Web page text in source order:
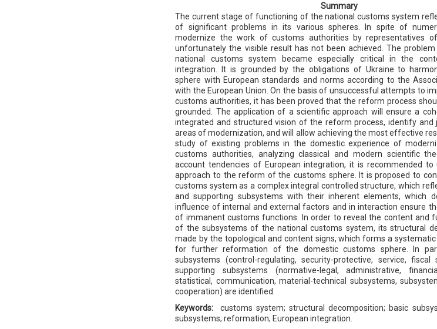
Summary
The current stage of functioning of the national customs system
of significant problems in its various spheres. In spite of
modernize the work of customs authorities by representatives
unfortunately the visible result has not been achieved. The
national customs system became especially critical in the
integration. It is grounded by the obligations of Ukraine to
sphere with European standards and norms according to the
with the European Union. On the basis of unsuccessful attempts to
customs authorities, it has been proved that the reform process
grounded. The application of a scientific approach will ensure a
integrated and structured vision of the reform process, identify
areas of modernization, and will allow achieving the most effective
study of existing problems in the domestic experience of
customs authorities, analyzing classical and modern scientific
account tendencies of European integration, it is recommended
approach to the reform of the customs sphere. It is proposed to
customs system as a complex integral controlled structure, which
and supporting subsystems with their inherent elements, which
influence of internal and external factors and in interaction ensure
of immanent customs functions. In order to reveal the content and
of the subsystems of the national customs system, its structural
made by the topological and content signs, which forms a
for further reformation of the domestic customs sphere. In
subsystems (control-regulating, security-protective, service, fiscal
supporting subsystems (normative-legal, administrative,
statistical, communication, material-technical subsystems,
cooperation) are identified.
Keywords:
customs system; structural decomposition; basic
subsystems; reformation; European integration.